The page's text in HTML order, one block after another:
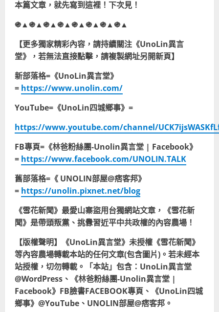
本篇文章，就先寫到這裡！下次見！
֍▲֍▲֍▲֍▲֍▲֍▲֍▲֍▲
【更多獨家精彩內容，請持續關注《UnoLin異言
堂》，若無法直接點擊，請複製網址另開新頁】
新部落格=《UnoLin異言堂》
= https://www.unolin.com/
YouTube=《UnoLin四城鄉事》=
https://www.youtube.com/channel/
FB專頁=《林爸粉絲團-Unolin異言堂 | Facebook》
= https://www.facebook.com/UNOLIN.TALK
舊部落格=《 UNOLIN部屋@痞客邦》
= https://unolin.pixnet.net/blog
《雪花新聞》最愛山寨盜用台獨網站文章，《雪花新
聞》是帶頭叛黨、挑釁習近平中共政權的內容農場！
【版權聲明】《UnoLin異言堂》未授權《雪花新聞》
等內容農場轉載本站的任何文章(包含圖片)。若未經本
站授權，切勿轉載。「本站」包含：UnoLin異言堂
@WordPress、《林爸粉絲團-Unolin異言堂 |
Facebook》FB臉書FACEBOOK專頁、《UnoLin四城
鄉事》@YouTube、UNOLIN部屋@痞客邦。